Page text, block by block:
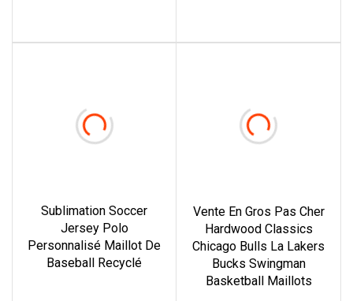
Sublimation Soccer
Jersey Polo
Personnalisé Maillot De
Baseball Recyclé
Vente En Gros Pas Cher
Hardwood Classics
Chicago Bulls La Lakers
Bucks Swingman
Basketball Maillots